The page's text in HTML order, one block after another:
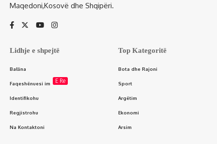
Maqedoni,Kosovë dhe Shqipëri.
Lidhje e shpejtë
Ballina
Faqeshënuesi im E Re
Identifikohu
Regjistrohu
Na Kontaktoni
Top Kategoritë
Bota dhe Rajoni
Sport
Argëtim
Ekonomi
Arsim